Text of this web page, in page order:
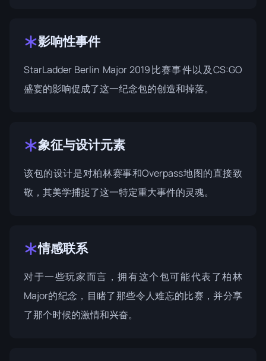
影响性事件
StarLadder Berlin Major 2019比赛事件以及CS:GO
盛宴的影响促成了这一纪念包的创造和掉落。
象征与设计元素
该包的设计是对柏林赛事和Overpass地图的直接致
敬，其美学捕捉了这一特定重大事件的灵魂。
情感联系
对于一些玩家而言，拥有这个包可能代表了柏林
Major的纪念，目睹了那些令人难忘的比赛，并分享
了那个时候的激情和兴奋。